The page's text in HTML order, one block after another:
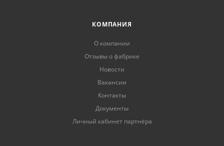
КОМПАНИЯ
О компании
Отзывы о фабрике
Новости
Вакансии
Контакты
Документы
Личный кабинет партнёра